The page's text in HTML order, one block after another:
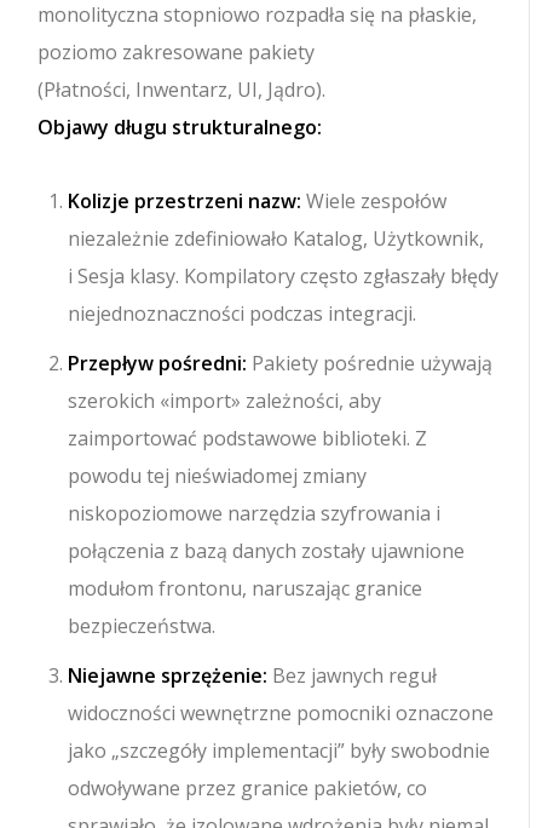
monolityczna stopniowo rozpadła się na płaskie,
poziomo zakresowane pakiety
(Płatności, Inwentarz, UI, Jądro).
Objawy długu strukturalnego:
Kolizje przestrzeni nazw: Wiele zespołów
niezależnie zdefiniowało Katalog, Użytkownik,
iSesja klasy. Kompilatory często zgłaszały błędy
niejednoznaczności podczas integracji.
Przepływ pośredni: Pakiety pośrednie używają
szerokich «import» zależności, aby
zaimportować podstawowe biblioteki. Z
powodu tej nieświadomej zmiany
niskopoziomowe narzędzia szyfrowania i
połączenia z bazą danych zostały ujawnione
modułom frontonu, naruszając granice
bezpieczeństwa.
Niejawne sprzężenie: Bez jawnych reguł
widoczności wewnętrzne pomocniki oznaczone
jako „szczegóły implementacji” były swobodnie
odwoływane przez granice pakietów, co